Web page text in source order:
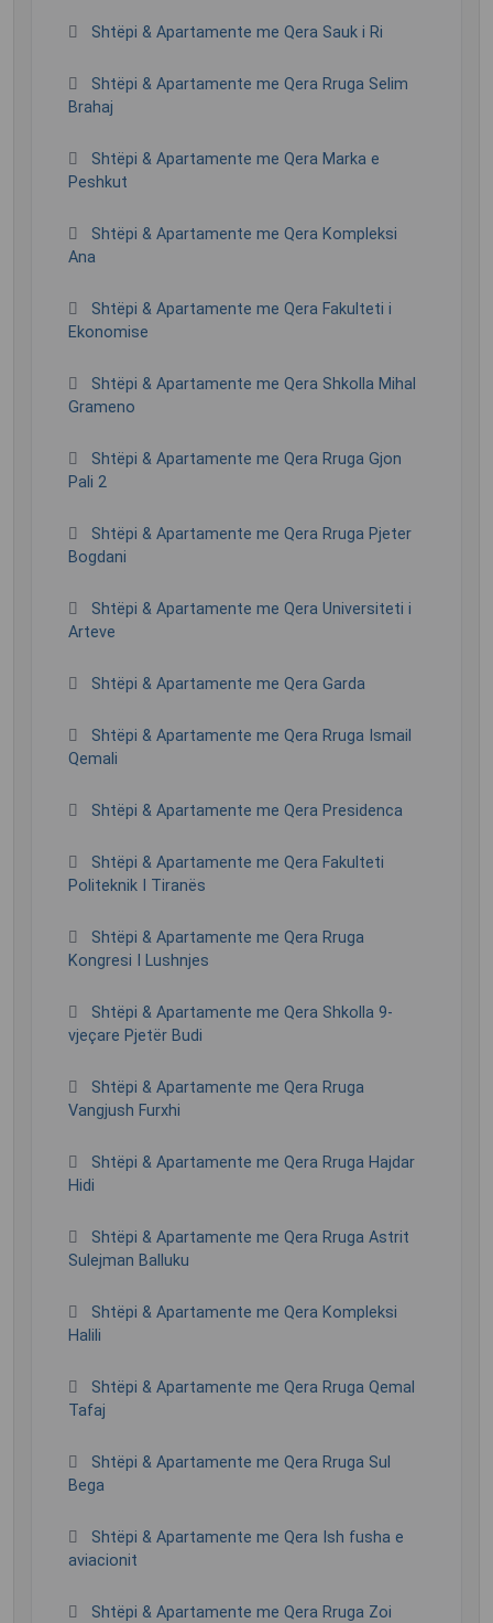
Shtëpi & Apartamente me Qera Sauk i Ri
Shtëpi & Apartamente me Qera Rruga Selim
Brahaj
Shtëpi & Apartamente me Qera Marka e
Peshkut
Shtëpi & Apartamente me Qera Kompleksi
Ana
Shtëpi & Apartamente me Qera Fakulteti i
Ekonomise
Shtëpi & Apartamente me Qera Shkolla Mihal
Grameno
Shtëpi & Apartamente me Qera Rruga Gjon
Pali 2
Shtëpi & Apartamente me Qera Rruga Pjeter
Bogdani
Shtëpi & Apartamente me Qera Universiteti i
Arteve
Shtëpi & Apartamente me Qera Garda
Shtëpi & Apartamente me Qera Rruga Ismail
Qemali
Shtëpi & Apartamente me Qera Presidenca
Shtëpi & Apartamente me Qera Fakulteti
Politeknik I Tiranës
Shtëpi & Apartamente me Qera Rruga
Kongresi I Lushnjes
Shtëpi & Apartamente me Qera Shkolla 9-
vjeçare Pjetër Budi
Shtëpi & Apartamente me Qera Rruga
Vangjush Furxhi
Shtëpi & Apartamente me Qera Rruga Hajdar
Hidi
Shtëpi & Apartamente me Qera Rruga Astrit
Sulejman Balluku
Shtëpi & Apartamente me Qera Kompleksi
Halili
Shtëpi & Apartamente me Qera Rruga Qemal
Tafaj
Shtëpi & Apartamente me Qera Rruga Sul
Bega
Shtëpi & Apartamente me Qera Ish fusha e
aviacionit
Shtëpi & Apartamente me Qera Rruga Zoi